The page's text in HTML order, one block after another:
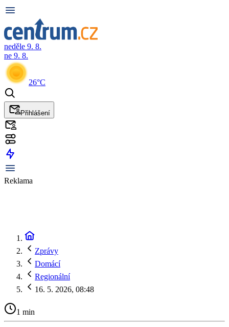
neděle 9. 8.
ne 9. 8.
26°C
Přihlášení
Reklama
Zprávy
Domácí
Regionální
16. 5. 2026, 08:48
1 min